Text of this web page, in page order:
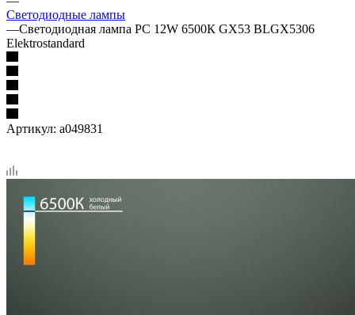
Светодиодные лампы
—Светодиодная лампа PC 12W 6500К GX53 BLGX5306
Elektrostandard
Артикул: a049831